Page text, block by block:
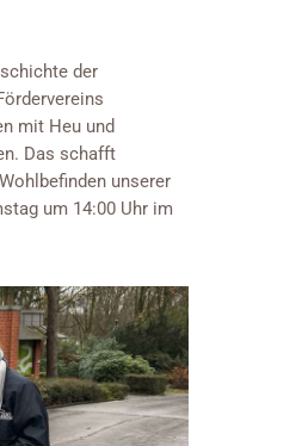
der
mit Heu und
Das schafft
unserer
um 14:00 Uhr im